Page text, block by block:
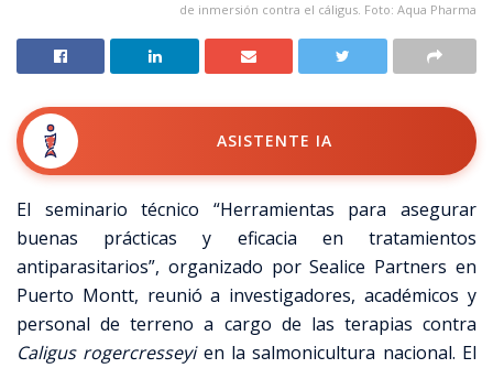
de inmersión contra el cáligus. Foto: Aqua Pharma
ASISTENTE IA
El seminario técnico “Herramientas para asegurar
buenas prácticas y eficacia en tratamientos
antiparasitarios”, organizado por Sealice Partners en
Puerto Montt, reunió a investigadores, académicos y
personal de terreno a cargo de las terapias contra
Caligus rogercresseyien la salmonicultura nacional. El